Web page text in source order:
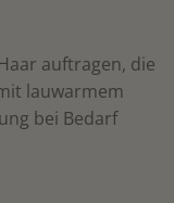
auftragen, die
lauwarmem
bei Bedarf